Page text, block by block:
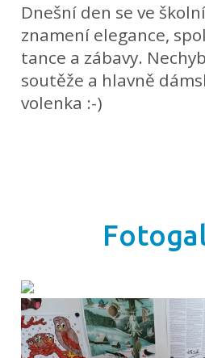
Dnešní den se ve
znamení elegance,
tance a zábavy.
soutěže a hlavně
volenka :-)